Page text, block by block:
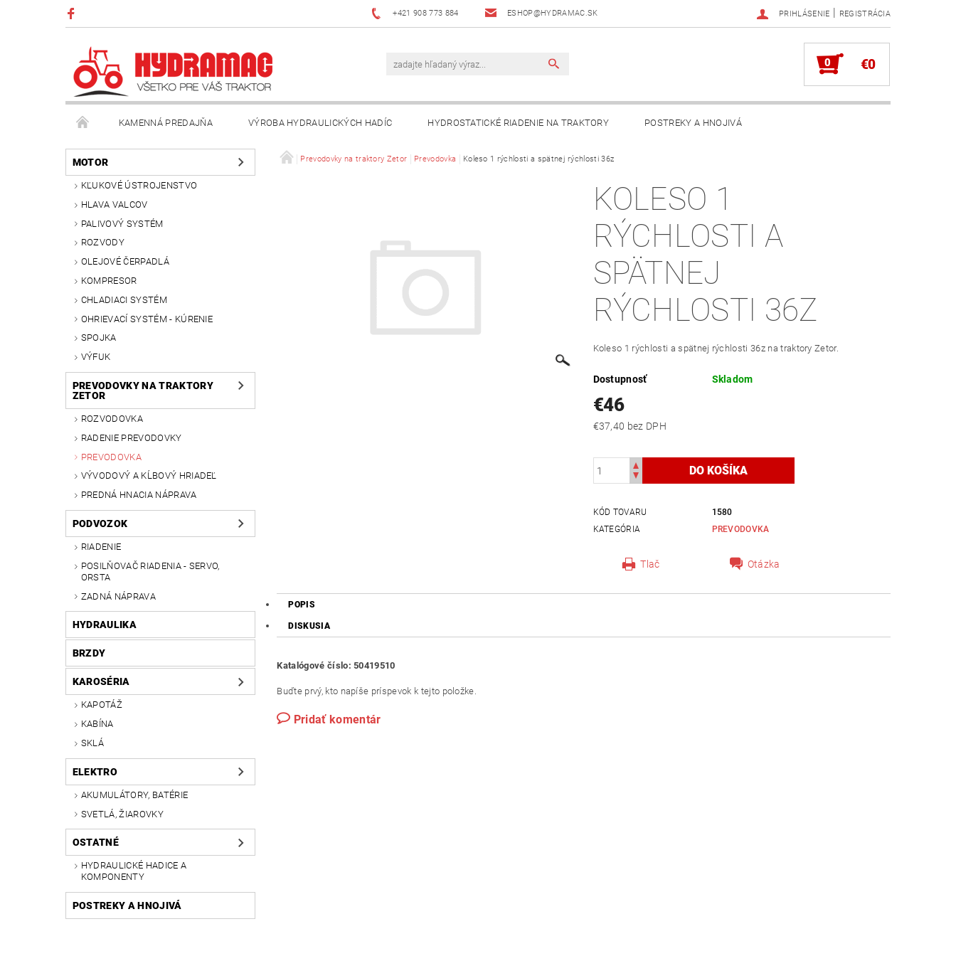
+421 908 773 884 ESHOP@HYDRAMAC.SK PRIHLÁSENIE | REGISTRÁCIA
0 €0
KAMENNÁ PREDAJŇA VÝROBA HYDRAULICKÝCH HADÍC HYDROSTATICKÉ RIADENIE NA TRAKTORY POSTREKY A HNOJIVÁ
VŠEOBECNÉ OBCHODNÉ PODMIENKY KONTAKT AKO NAKUPOVAŤ? DÔLEŽITÉ INFORMÁCIE
MOTOR
KĽUKOVÉ ÚSTROJENSTVO
HLAVA VALCOV
PALIVOVÝ SYSTÉM
ROZVODY
OLEJOVÉ ČERPADLÁ
KOMPRESOR
CHLADIACI SYSTÉM
OHRIEVACÍ SYSTÉM - KÚRENIE
SPOJKA
VÝFUK
PREVODOVKY NA TRAKTORY
ZETOR
ROZVODOVKA
RADENIE PREVODOVKY
PREVODOVKA
VÝVODOVÝ A KĹBOVÝ HRIADEĽ
PREDNÁ HNACIA NÁPRAVA
PODVOZOK
RIADENIE
POSILŇOVAČ RIADENIA - SERVO,
ORSTA
ZADNÁ NÁPRAVA
HYDRAULIKA
BRZDY
KAROSÉRIA
KAPOTÁŽ
KABÍNA
SKLÁ
ELEKTRO
AKUMULÁTORY, BATÉRIE
SVETLÁ, ŽIAROVKY
OSTATNÉ
HYDRAULICKÉ HADICE A
KOMPONENTY
POSTREKY A HNOJIVÁ
Prevodovky na traktory Zetor Prevodovka Koleso 1 rýchlosti a spätnej rýchlosti 36z
KOLESO 1
RÝCHLOSTI A
SPÄTNEJ
RÝCHLOSTI 36Z
Koleso 1 rýchlosti a spätnej rýchlosti 36z na traktory Zetor.
Dostupnosť Skladom
€46
€37,40 bez DPH
KÓD TOVARU
1580
KATEGÓRIA
PREVODOVKA
Tlač Otázka
POPIS
DISKUSIA
Katalógové číslo: 50419510
Buďte prvý, kto napíše príspevok k tejto položke.
Pridať komentár